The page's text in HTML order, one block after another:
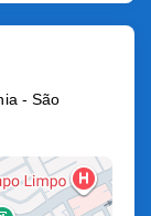
- São